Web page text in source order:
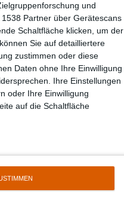
und
Partner über Gerätescans
Schaltfläche klicken, um der
Sie auf detailliertere
zustimmen oder diese
Daten ohne Ihre Einwilligung
Ihre Einstellungen
oder Ihre Einwilligung
auf die Schaltfläche